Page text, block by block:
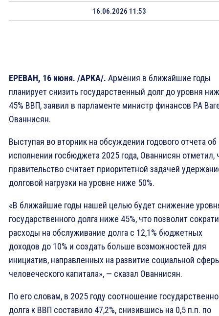
16.06.2026 11:53
ЕРЕВАН, 16 июня. /АРКА/. Армения в ближайшие годы
планирует снизить государственный долг до уровня
45% ВВП, заявил в парламенте министр финансов РА
Ованнисян.
Выступая во вторник на обсуждении годового отчета об
исполнении госбюджета 2025 года, Ованнисян отметил,
правительство считает приоритетной задачей
долговой нагрузки на уровне ниже 50%.
«В ближайшие годы нашей целью будет снижение
государственного долга ниже 45%, что позволит
расходы на обслуживание долга с 12,1% бюджетных
доходов до 10% и создать больше возможностей для
инициатив, направленных на развитие социальной
человеческого капитала», — сказал Ованнисян.
По его словам, в 2025 году соотношение
долга к ВВП составило 47,2%, снизившись на 0,5 п.п. по